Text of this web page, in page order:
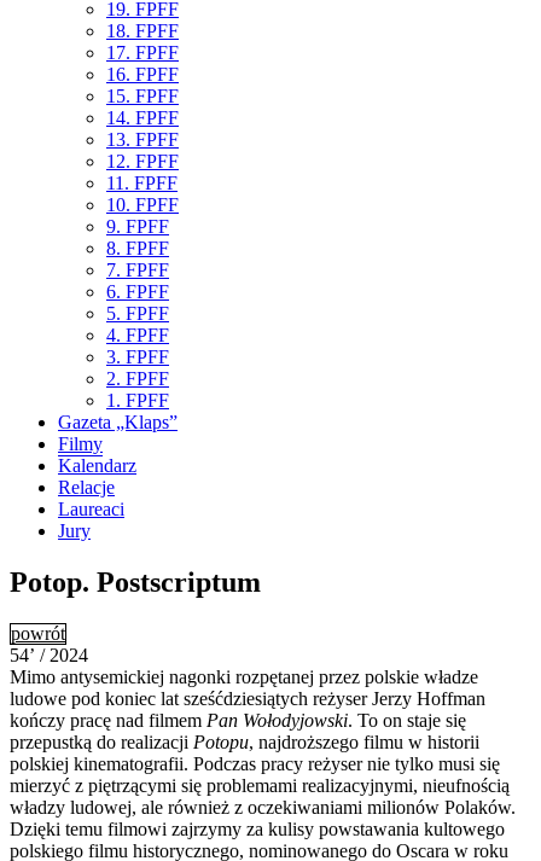
19. FPFF
18. FPFF
17. FPFF
16. FPFF
15. FPFF
14. FPFF
13. FPFF
12. FPFF
11. FPFF
10. FPFF
9. FPFF
8. FPFF
7. FPFF
6. FPFF
5. FPFF
4. FPFF
3. FPFF
2. FPFF
1. FPFF
Gazeta „Klaps”
Filmy
Kalendarz
Relacje
Laureaci
Jury
Potop. Postscriptum
powrót
54’ / 2024
Mimo antysemickiej nagonki rozpętanej przez polskie władze
ludowe pod koniec lat sześćdziesiątych reżyser Jerzy Hoffman
kończy pracę nad filmem Pan Wołodyjowski. To on staje się
przepustką do realizacji Potopu, najdroższego filmu w historii
polskiej kinematografii. Podczas pracy reżyser nie tylko musi się
mierzyć z piętrzącymi się problemami realizacyjnymi, nieufnością
władzy ludowej, ale również z oczekiwaniami milionów Polaków.
Dzięki temu filmowi zajrzymy za kulisy powstawania kultowego
polskiego filmu historycznego, nominowanego do Oscara w roku